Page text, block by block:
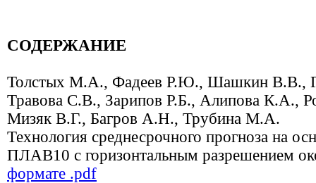
СОДЕРЖАНИЕ
Толстых М.А., Фадеев Р.Ю., Шашкин В.В.,
Травова С.В., Зарипов Р.Б., Алипова К.А.,
Мизяк В.Г., Багров А.Н., Трубина М.А.
Технология среднесрочного прогноза на
ПЛАВ10 с горизонтальным разрешением
формате .pdf